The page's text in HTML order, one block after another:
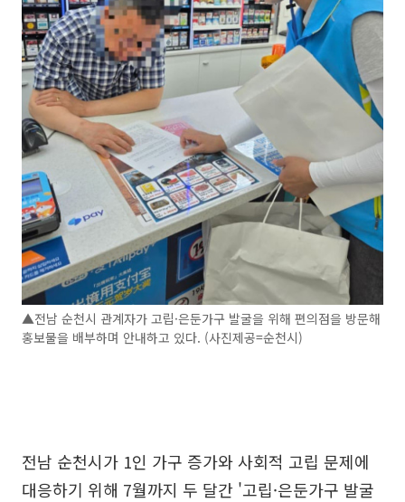
▲전남 순천시 관계자가 고립·은둔가구 발굴을 위해 편의점을 방문해
홍보물을 배부하며 안내하고 있다. (사진제공=순천시)
전남 순천시가 1인 가구 증가와 사회적 고립 문제에
대응하기 위해 7월까지 두 달간 '고립·은둔가구 발굴